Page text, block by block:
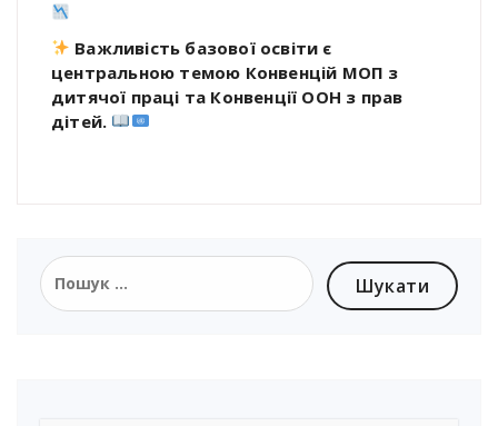
Важливість базової освіти є
центральною темою Конвенцій МОП з
дитячої праці та Конвенції ООН з прав
дітей.